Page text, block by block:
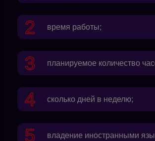
время работы;
планируемое количество
сколько дней в неделю;
владение иностранными